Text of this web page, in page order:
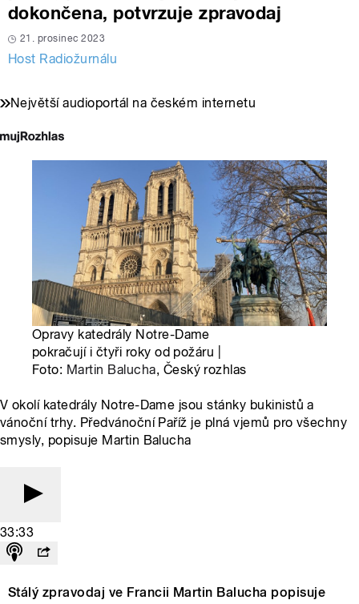
dokončena, potvrzuje zpravodaj
21. prosinec 2023
Host Radiožurnálu
Největší audioportál na českém internetu
Opravy katedrály Notre-Dame
pokračují i čtyři roky od požáru |
Foto: Martin Balucha, Český rozhlas
V okolí katedrály Notre-Dame jsou stánky bukinistů a
vánoční trhy. Předvánoční Paříž je plná vjemů pro všechny
smysly, popisuje Martin Balucha
33:33
Stálý zpravodaj ve Francii Martin Balucha popisuje